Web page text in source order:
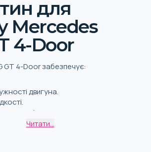
для
Mercedes
4-Door
GT 4-Door забезпечує:
двигуна.
палива.
Читати...